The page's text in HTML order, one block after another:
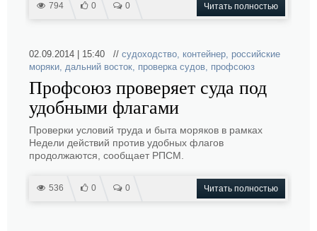
794 0 0 Читать полностью
02.09.2014 | 15:40 // судоходство, контейнер, российские
моряки, дальний восток, проверка судов, профсоюз
Профсоюз проверяет суда под
удобными флагами
Проверки условий труда и быта моряков в рамках
Недели действий против удобных флагов
продолжаются, сообщает РПСМ.
536 0 0 Читать полностью